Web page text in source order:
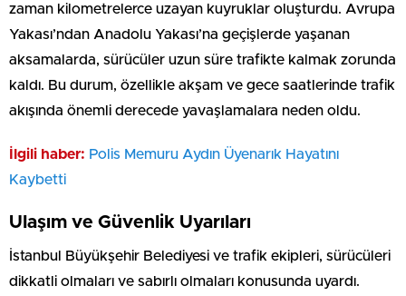
zaman kilometrelerce uzayan kuyruklar oluşturdu. Avrupa
Yakası’ndan Anadolu Yakası’na geçişlerde yaşanan
aksamalarda, sürücüler uzun süre trafikte kalmak zorunda
kaldı. Bu durum, özellikle akşam ve gece saatlerinde trafik
akışında önemli derecede yavaşlamalara neden oldu.
İlgili haber: Polis Memuru Aydın Üyenarık Hayatını
Kaybetti
Ulaşım ve Güvenlik Uyarıları
İstanbul Büyükşehir Belediyesi ve trafik ekipleri, sürücüleri
dikkatli olmaları ve sabırlı olmaları konusunda uyardı.